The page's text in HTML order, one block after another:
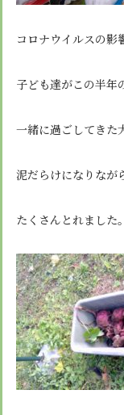
コロナウイルスの影
子ども達がこの半年
一緒に過ごしてきた
泥だらけになりなが
たくさんとれました。